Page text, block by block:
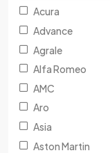
Acura
Advance
Agrale
Alfa Romeo
AMC
Aro
Asia
Aston Martin